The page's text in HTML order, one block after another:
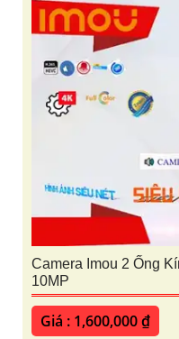
Camera Imou 2 Ống
10MP
Giá : 1,600,000 ₫